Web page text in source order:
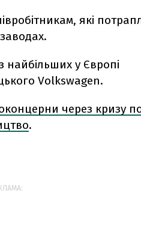
які
у Європі
Volkswagen.
через кризу
.